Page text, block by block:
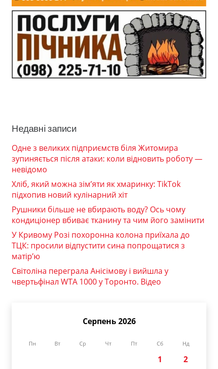
Недавні записи
Одне з великих підприємств біля Житомира
зупиняється після атаки: коли відновить роботу —
невідомо
Хліб, який можна зім’яти як хмаринку: TikTok
підхопив новий кулінарний хіт
Рушники більше не вбирають воду? Ось чому
кондиціонер вбиває тканину та чим його замінити
У Кривому Розі похоронна колона приїхала до
ТЦК: просили відпустити сина попрощатися з
матір’ю
Світоліна переграла Анісімову і вийшла у
чвертьфінал WTA 1000 у Торонто. Відео
Серпень 2026
Пн Вт Ср Чт Пт Сб Нд
1
2